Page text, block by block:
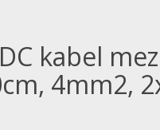
kabel
4mm2,